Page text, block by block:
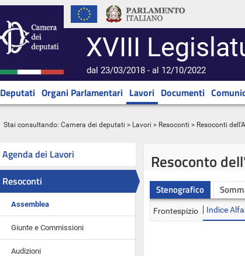
XVIII
dal 23/03/2018 - al 12/10/2022
Deputati Organi Parlamentari Lavori Documenti
Stai consultando: Camera dei deputati > Lavori > Resoconti > Resoconti
Agenda dei Lavori
Resoconti
Assemblea
Giunte e Commissioni
Audizioni
Resoconto
Stenografico
Frontespizio Indice